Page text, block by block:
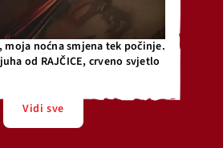
moja noćna smjena tek počinje.
od RAJČICE, crveno svjetlo
Vidi sve